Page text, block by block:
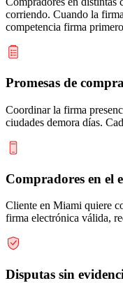
corriendo. Cuando la
competencia firma
Promesas de
Coordinar la firma
ciudades demora días.
Compradores en el
Cliente en Miami quiere
firma electrónica válida,
Disputas sin